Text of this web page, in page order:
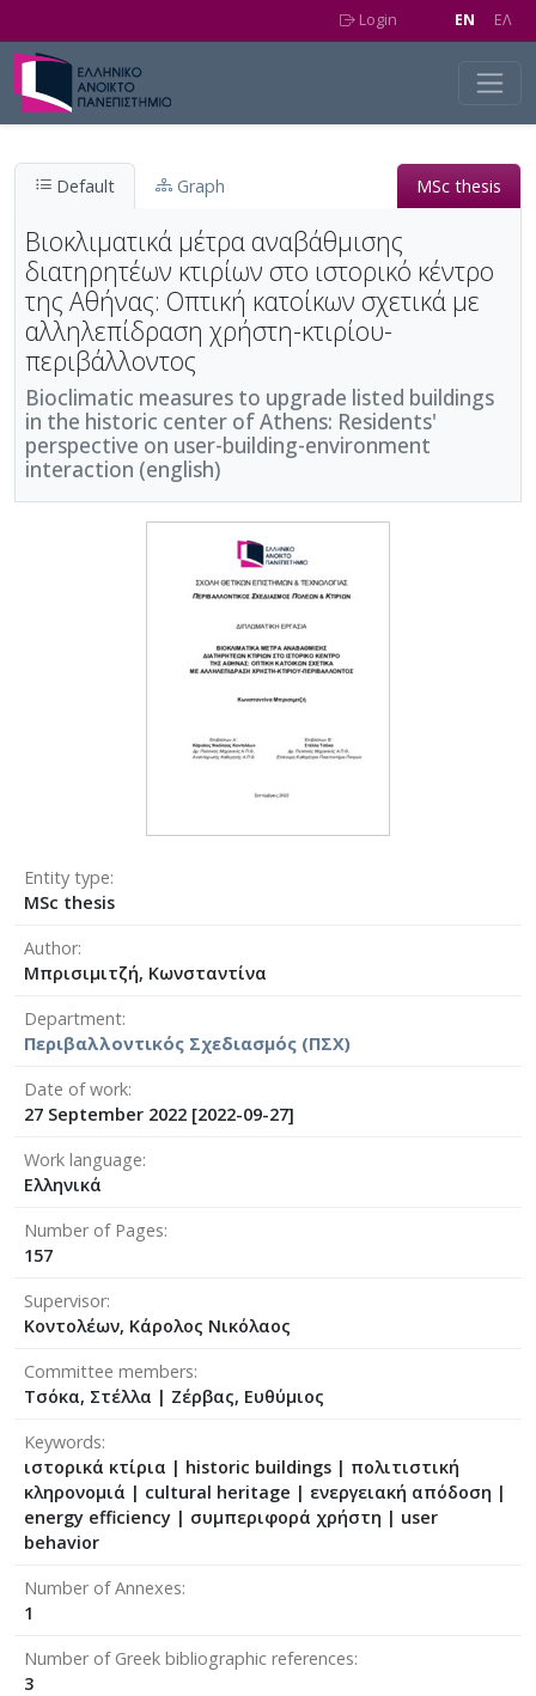
Login EN EΛ
Default Graph MSc thesis
Βιοκλιματικά μέτρα αναβάθμισης
διατηρητέων κτιρίων στο ιστορικό κέντρο
της Αθήνας: Οπτική κατοίκων σχετικά με
αλληλεπίδραση χρήστη-κτιρίου-
περιβάλλοντος
Bioclimatic measures to upgrade listed buildings
in the historic center of Athens: Residents'
perspective on user-building-environment
interaction (english)
Entity type
MSc thesis
Author
Μπρισιμιτζή, Κωνσταντίνα
Department
Περιβαλλοντικός Σχεδιασμός (ΠΣΧ)
Date of work
27 September 2022 [2022-09-27]
Work language
Ελληνικά
Number of Pages
157
Supervisor
Κοντολέων, Κάρολος Νικόλαος
Committee members
Τσόκα, Στέλλα | Ζέρβας, Ευθύμιος
Keywords
ιστορικά κτίρια | historic buildings | πολιτιστική
κληρονομιά | cultural heritage | ενεργειακή απόδοση |
energy efficiency | συμπεριφορά χρήστη | user
behavior
Number of Annexes
1
Number of Greek bibliographic references
3